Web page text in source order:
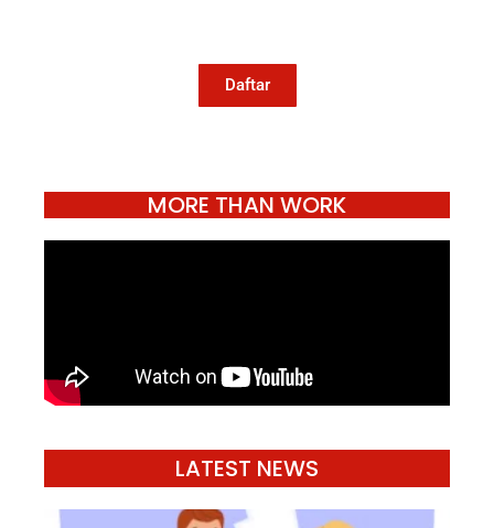
Daftar
MORE THAN WORK
LATEST NEWS